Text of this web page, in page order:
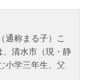
共に過酷な旅を
、谷垣源次郎、
は各々の目的や
うに動くのか？
塊の争奪戦を
通称まる子）こ
、清水市（現・静
小学三年生。父